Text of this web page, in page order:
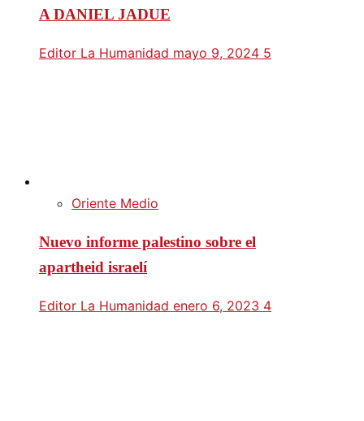
A DANIEL JADUE
Editor La Humanidad mayo 9, 2024 5
Oriente Medio
Nuevo informe palestino sobre el
apartheid israelí
Editor La Humanidad enero 6, 2023 4